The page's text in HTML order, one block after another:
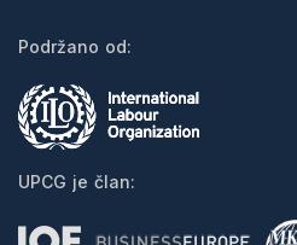
Podržano od:
UPCG je član: